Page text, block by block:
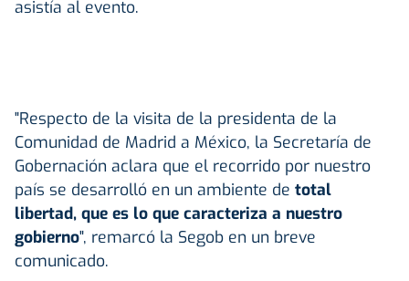
asistía al evento.
"Respecto de la visita de la presidenta de la
Comunidad de Madrid a México, la Secretaría de
Gobernación aclara que el recorrido por nuestro
país se desarrolló en un ambiente de total
libertad, que es lo que caracteriza a nuestro
gobierno", remarcó la Segob en un breve
comunicado.